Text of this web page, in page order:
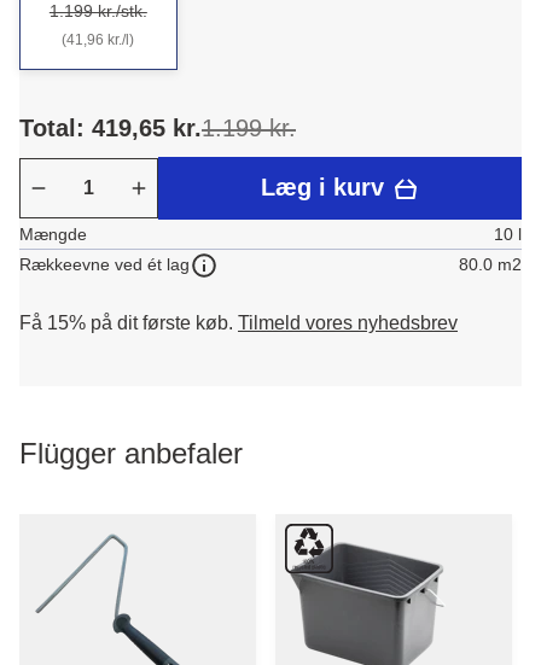
1.199 kr./stk.
(41,96 kr./l)
Total: 419,65 kr.1.199 kr.
Læg i kurv
Mængde
10 l
Rækkeevne ved ét lag
80.0 m2
Få 15% på dit første køb. Tilmeld vores nyhedsbrev
Flügger anbefaler